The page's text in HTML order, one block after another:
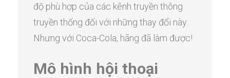
độ phù hợp của các kênh truyền thông
truyền thống đối với những thay đổi này.
Nhưng với Coca-Cola, hãng đã làm được!
Mô hình hội thoại